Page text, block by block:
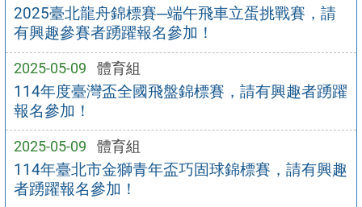
2025臺北龍舟錦標賽─端午飛車立蛋挑戰賽，請
有興趣參賽者踴躍報名參加！
2025-05-09 體育組
114年度臺灣盃全國飛盤錦標賽，請有興趣者踴躍
報名參加！
2025-05-09 體育組
114年臺北市金獅青年盃巧固球錦標賽，請有興趣
者踴躍報名參加！